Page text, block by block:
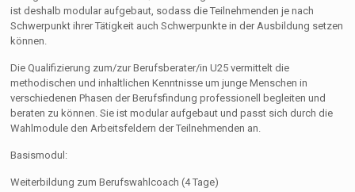
ist deshalb modular aufgebaut, sodass die Teilnehmenden je nach
Schwerpunkt ihrer Tätigkeit auch Schwerpunkte in der Ausbildung setzen
können.
Die Qualifizierung zum/zur Berufsberater/in U25 vermittelt die
methodischen und inhaltlichen Kenntnisse um junge Menschen in
verschiedenen Phasen der Berufsfindung professionell begleiten und
beraten zu können. Sie ist modular aufgebaut und passt sich durch die
Wahlmodule den Arbeitsfeldern der Teilnehmenden an.
Basismodul:
Weiterbildung zum Berufswahlcoach (4 Tage)